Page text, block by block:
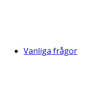
Vanliga frågor